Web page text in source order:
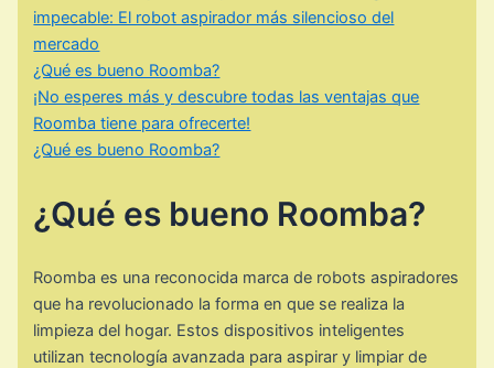
impecable: El robot aspirador más silencioso del
mercado
¿Qué es bueno Roomba?
¡No esperes más y descubre todas las ventajas que
Roomba tiene para ofrecerte!
¿Qué es bueno Roomba?
¿Qué es bueno Roomba?
Roomba es una reconocida marca de robots aspiradores
que ha revolucionado la forma en que se realiza la
limpieza del hogar. Estos dispositivos inteligentes
utilizan tecnología avanzada para aspirar y limpiar de